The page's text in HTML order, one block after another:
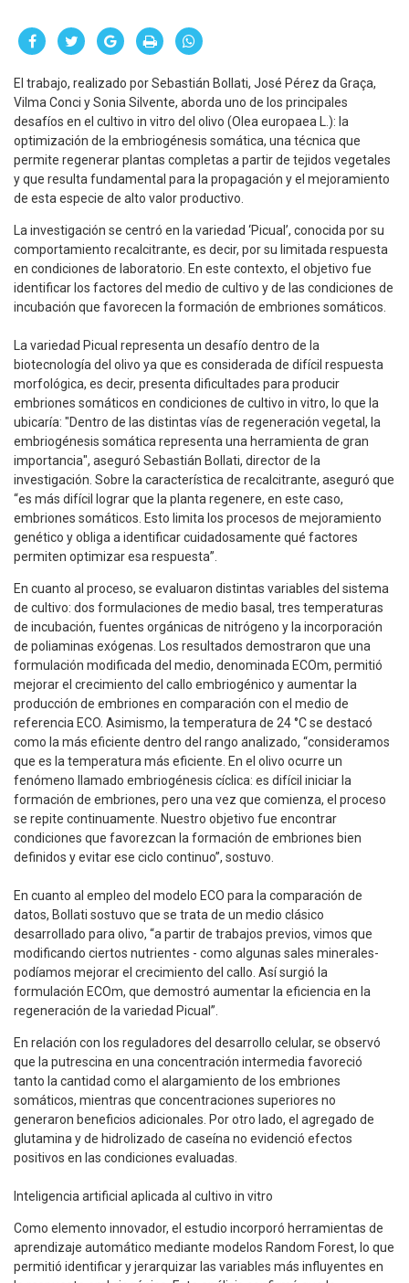
El trabajo, realizado por Sebastián Bollati, José Pérez da Graça,
Vilma Conci y Sonia Silvente, aborda uno de los principales
desafíos en el cultivo in vitro del olivo (Olea europaea L.): la
optimización de la embriogénesis somática, una técnica que
permite regenerar plantas completas a partir de tejidos vegetales
y que resulta fundamental para la propagación y el mejoramiento
de esta especie de alto valor productivo.
La investigación se centró en la variedad ‘Picual’, conocida por su
comportamiento recalcitrante, es decir, por su limitada respuesta
en condiciones de laboratorio. En este contexto, el objetivo fue
identificar los factores del medio de cultivo y de las condiciones de
incubación que favorecen la formación de embriones somáticos.
La variedad Picual representa un desafío dentro de la
biotecnología del olivo ya que es considerada de difícil respuesta
morfológica, es decir, presenta dificultades para producir
embriones somáticos en condiciones de cultivo in vitro, lo que la
ubicaría: "Dentro de las distintas vías de regeneración vegetal, la
embriogénesis somática representa una herramienta de gran
importancia", aseguró Sebastián Bollati, director de la
investigación. Sobre la característica de recalcitrante, aseguró que
“es más difícil lograr que la planta regenere, en este caso,
embriones somáticos. Esto limita los procesos de mejoramiento
genético y obliga a identificar cuidadosamente qué factores
permiten optimizar esa respuesta”.
En cuanto al proceso, se evaluaron distintas variables del sistema
de cultivo: dos formulaciones de medio basal, tres temperaturas
de incubación, fuentes orgánicas de nitrógeno y la incorporación
de poliaminas exógenas. Los resultados demostraron que una
formulación modificada del medio, denominada ECOm, permitió
mejorar el crecimiento del callo embriogénico y aumentar la
producción de embriones en comparación con el medio de
referencia ECO. Asimismo, la temperatura de 24 °C se destacó
como la más eficiente dentro del rango analizado, “consideramos
que es la temperatura más eficiente. En el olivo ocurre un
fenómeno llamado embriogénesis cíclica: es difícil iniciar la
formación de embriones, pero una vez que comienza, el proceso
se repite continuamente. Nuestro objetivo fue encontrar
condiciones que favorezcan la formación de embriones bien
definidos y evitar ese ciclo continuo”, sostuvo.
En cuanto al empleo del modelo ECO para la comparación de
datos, Bollati sostuvo que se trata de un medio clásico
desarrollado para olivo, “a partir de trabajos previos, vimos que
modificando ciertos nutrientes - como algunas sales minerales-
podíamos mejorar el crecimiento del callo. Así surgió la
formulación ECOm, que demostró aumentar la eficiencia en la
regeneración de la variedad Picual”.
En relación con los reguladores del desarrollo celular, se observó
que la putrescina en una concentración intermedia favoreció
tanto la cantidad como el alargamiento de los embriones
somáticos, mientras que concentraciones superiores no
generaron beneficios adicionales. Por otro lado, el agregado de
glutamina y de hidrolizado de caseína no evidenció efectos
positivos en las condiciones evaluadas.
Inteligencia artificial aplicada al cultivo in vitro
Como elemento innovador, el estudio incorporó herramientas de
aprendizaje automático mediante modelos Random Forest, lo que
permitió identificar y jerarquizar las variables más influyentes en